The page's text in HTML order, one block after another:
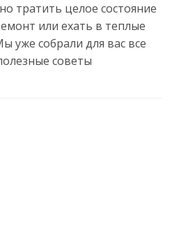
тратить целое состояние
или ехать в теплые
уже собрали для вас все
советы